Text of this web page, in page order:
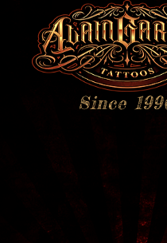
Since
homme nouméa, Tattoo nouméa, tatouage
tatouage avant bras homme nouméa, tatouage
nouméa, tatouage minimaliste nouméa,
nouméa, Tatouage réaliste nouméa, realistic
Tattoo design nouméa